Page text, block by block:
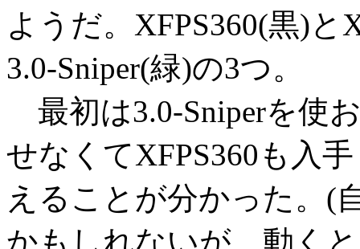
ようだ。XFPS360(黒)と
3.0-Sniper(緑)の3つ。
最初は3.0-Sniperを使
せなくてXFPS360も入
えることが分かった。(
かもしれないが、動く